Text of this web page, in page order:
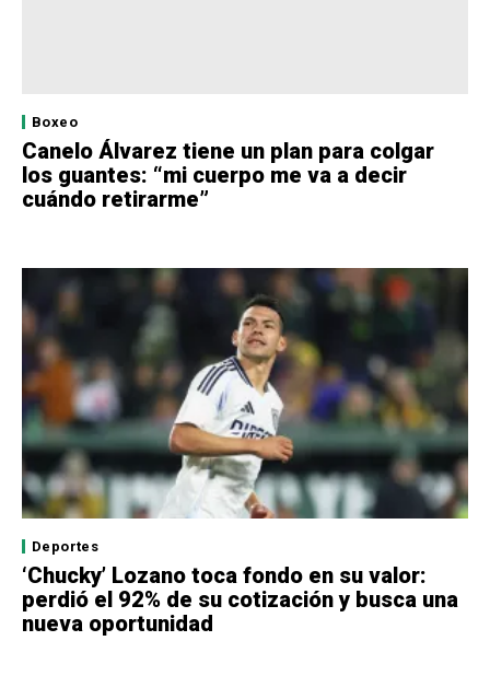
Boxeo
Canelo Álvarez tiene un plan para colgar
los guantes: “mi cuerpo me va a decir
cuándo retirarme”
Deportes
‘Chucky’ Lozano toca fondo en su valor:
perdió el 92% de su cotización y busca una
nueva oportunidad